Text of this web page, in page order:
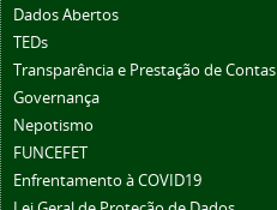
Dados Abertos
TEDs
Transparência e Prestação de Contas
Governança
Nepotismo
FUNCEFET
Enfrentamento à COVID19